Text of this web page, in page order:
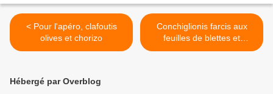
< Pour l'apéro, clafoutis
olives et chorizo
Conchiglionis farcis aux
feuilles de blettes et
pignons >
Hébergé par Overblog